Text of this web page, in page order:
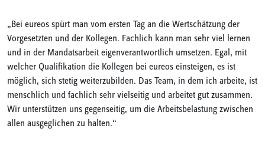
„Bei eureos spürt man vom ersten Tag an die Wertschätzung der
Vorgesetzten und der Kollegen. Fachlich kann man sehr viel lernen
und in der Mandatsarbeit eigenverantwortlich umsetzen. Egal, mit
welcher Qualifikation die Kollegen bei eureos einsteigen, es ist
möglich, sich stetig weiterzubilden. Das Team, in dem ich arbeite, ist
menschlich und fachlich sehr vielseitig und arbeitet gut zusammen.
Wir unterstützen uns gegenseitig, um die Arbeitsbelastung zwischen
allen ausgeglichen zu halten.“